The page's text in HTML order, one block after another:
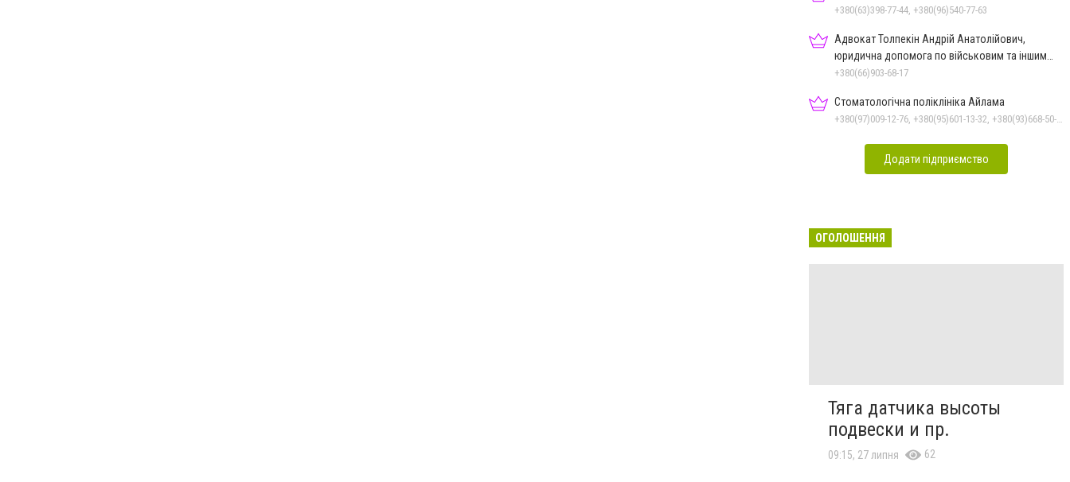
+380(63)398-77-44, +380(96)540-77-63
Адвокат Толпекін Андрій Анатолійович,
юридична допомога по військовим та іншим
справам
+380(66)903-68-17
Стоматологічна поліклініка Айлама
Додати підприємство
ОГОЛОШЕННЯ
Тяга датчика высоты
подвески и пр.
09:15, 27 липня 62